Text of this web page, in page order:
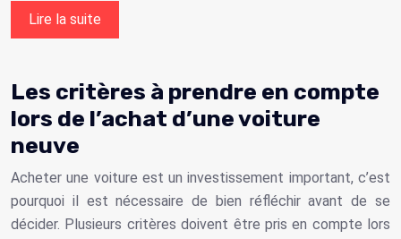
Lire la suite
Les critères à prendre en compte
lors de l’achat d’une voiture
neuve
Acheter une voiture est un investissement important, c’est
pourquoi il est nécessaire de bien réfléchir avant de se
décider. Plusieurs critères doivent être pris en compte lors